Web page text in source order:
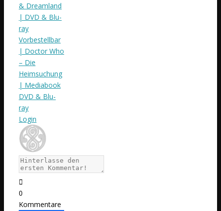
& Dreamland
| DVD & Blu-
ray
Vorbestellbar
| Doctor Who
– Die
Heimsuchung
| Mediabook
DVD & Blu-
ray
Login
0
Kommentare